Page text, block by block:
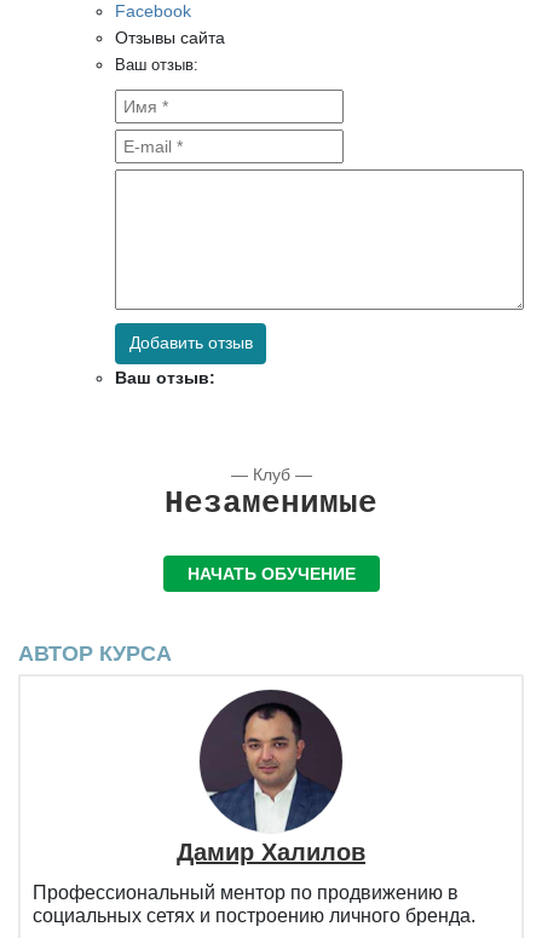
Facebook
Отзывы сайта
Ваш отзыв:
Добавить отзыв
Ваш отзыв:
— Клуб —
Незаменимые
НАЧАТЬ ОБУЧЕНИЕ
АВТОР КУРСА
Дамир Халилов
Профессиональный ментор по продвижению в
социальных сетях и построению личного бренда.